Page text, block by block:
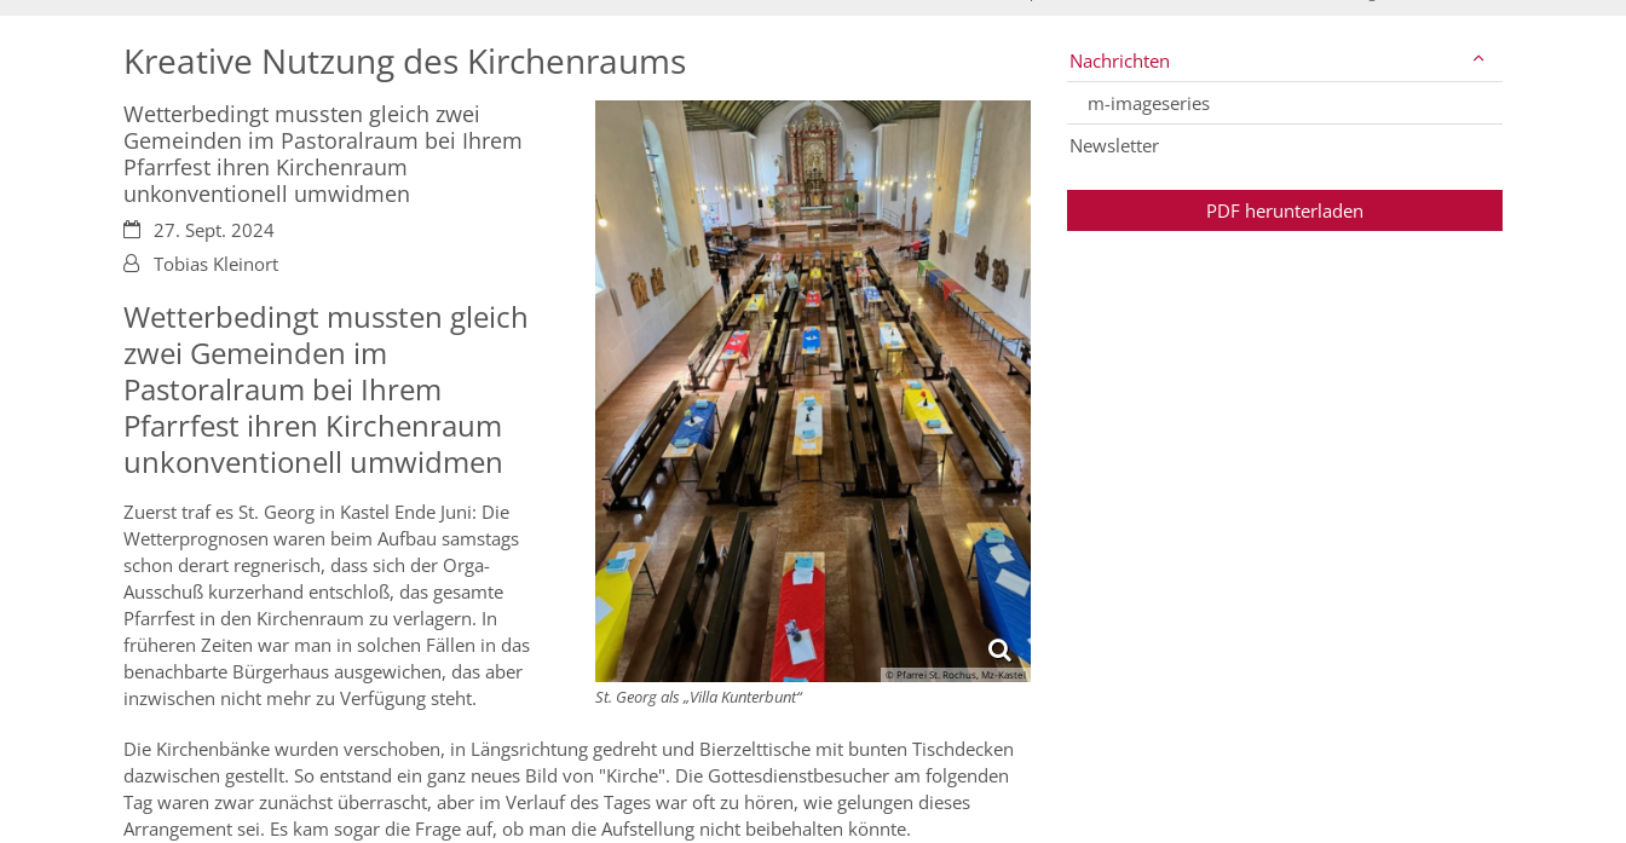
Kreative Nutzung des Kirchenraums
© Pfarrei St. Rochus, Mz-Kastel
St. Georg als „Villa Kunterbunt“
Wetterbedingt mussten gleich zwei
Gemeinden im Pastoralraum bei Ihrem
Pfarrfest ihren Kirchenraum
unkonventionell umwidmen
Datum:27. Sept. 2024
Von:Tobias Kleinort
Wetterbedingt mussten gleich
zwei Gemeinden im
Pastoralraum bei Ihrem
Pfarrfest ihren Kirchenraum
unkonventionell umwidmen
Zuerst traf es St. Georg in Kastel Ende Juni: Die
Wetterprognosen waren beim Aufbau samstags
schon derart regnerisch, dass sich der Orga-
Ausschuß kurzerhand entschloß, das gesamte
Pfarrfest in den Kirchenraum zu verlagern. In
früheren Zeiten war man in solchen Fällen in das
benachbarte Bürgerhaus ausgewichen, das aber
inzwischen nicht mehr zu Verfügung steht.
Die Kirchenbänke wurden verschoben, in Längsrichtung gedreht und Bierzelttische mit bunten Tischdecken
dazwischen gestellt. So entstand ein ganz neues Bild von "Kirche". Die Gottesdienstbesucher am folgenden
Tag waren zwar zunächst überrascht, aber im Verlauf des Tages war oft zu hören, wie gelungen dieses
Arrangement sei. Es kam sogar die Frage auf, ob man die Aufstellung nicht beibehalten könnte.
Nachrichten
m-imageseries
Newsletter
PDF herunterladen